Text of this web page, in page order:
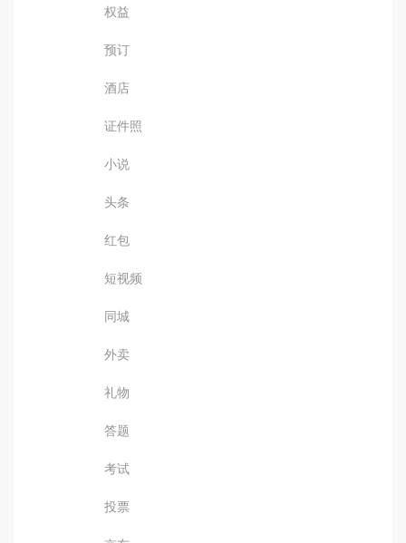
权益
预订
酒店
证件照
小说
头条
红包
短视频
同城
外卖
礼物
答题
考试
投票